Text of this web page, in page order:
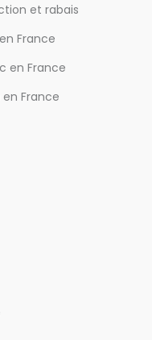
et rabais
France
en France
France